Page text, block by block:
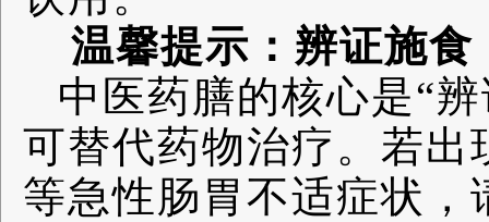
温馨提示：辨证施食
中医药膳的核心是“
可替代药物治疗。若
等急性肠胃不适症状